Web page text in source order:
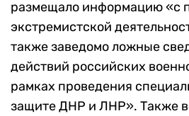
размещало информацию «с
экстремистской
также заведомо ложные
действий российских
рамках проведения
защите ДНР и ЛНР». Также